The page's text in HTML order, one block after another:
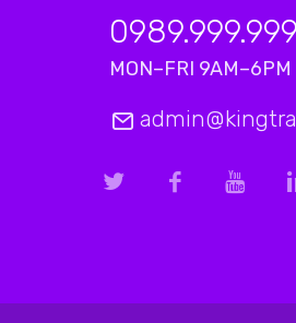
0989.999.999
MON–FRI 9AM–6PM